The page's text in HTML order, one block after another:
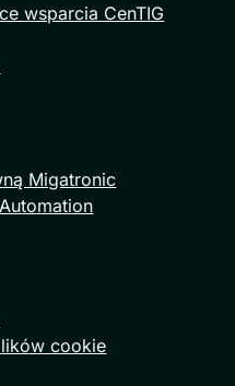
wsparcia CenTIG
Migatronic
cookie